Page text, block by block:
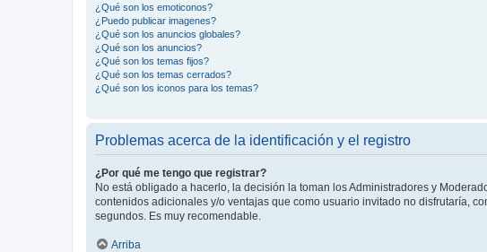
¿Qué son los emoticonos?
¿Puedo publicar imagenes?
¿Qué son los anuncios globales?
¿Qué son los anuncios?
¿Qué son los temas fijos?
¿Qué son los temas cerrados?
¿Qué son los iconos para los temas?
Problemas acerca de la identificación y el registro
¿Por qué me tengo que registrar?
No está obligado a hacerlo, la decisión la toman los Administradores y
contenidos adicionales y/o ventajas que como usuario invitado no disfrutaría,
segundos. Es muy recomendable.
Arriba